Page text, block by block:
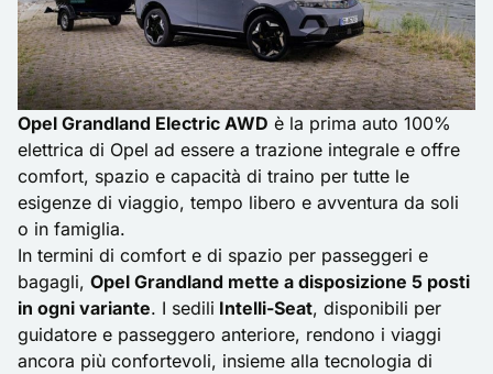
Opel Grandland Electric AWD è la prima auto 100%
elettrica di Opel ad essere a trazione integrale e offre
comfort, spazio e capacità di traino per tutte le
esigenze di viaggio, tempo libero e avventura da soli
o in famiglia.
In termini di comfort e di spazio per passeggeri e
bagagli, Opel Grandland mette a disposizione 5 posti
in ogni variante. I sedili Intelli-Seat, disponibili per
guidatore e passeggero anteriore, rendono i viaggi
ancora più confortevoli, insieme alla tecnologia di